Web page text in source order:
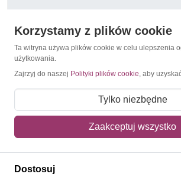
Grenada i Grenadyny 1986 Mi 814
4,00 zł
Dodaj do
Korzystamy z plików cookie
Ta witryna używa plików cookie w celu ulepszenia
użytkowania.
Zajrzyj do naszej Polityki plików cookie, aby
Tylko niezbędne
Zaakceptuj wszystko
Dostosuj